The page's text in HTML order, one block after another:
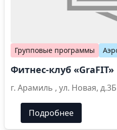
Групповые программы
Фитнес-клуб «GraFIT»
г. Арамиль , ул. Новая, д.3Б
Подробнее